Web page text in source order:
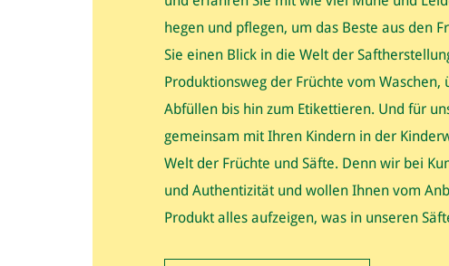
hegen und pflegen, um das Beste aus den
Sie einen Blick in die Welt der
Produktionsweg der Früchte vom Waschen,
Abfüllen bis hin zum Etikettieren. Und für
gemeinsam mit Ihren Kindern in der
Welt der Früchte und Säfte. Denn wir bei
und Authentizität und wollen Ihnen vom
Produkt alles aufzeigen, was in unseren